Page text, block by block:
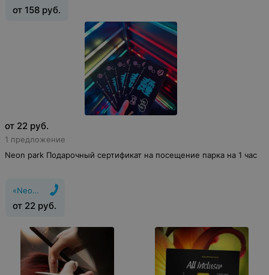
от 158 руб.
от 22 руб.
1 предложение
Neon park Подарочный сертификат на посещение парка на 1 час
«Neonpark»
от 22 руб.